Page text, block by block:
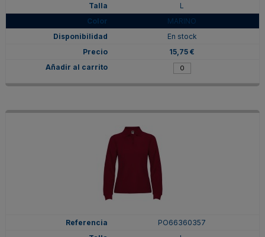
L
MARINO
En stock
15,75 €
PO66360357